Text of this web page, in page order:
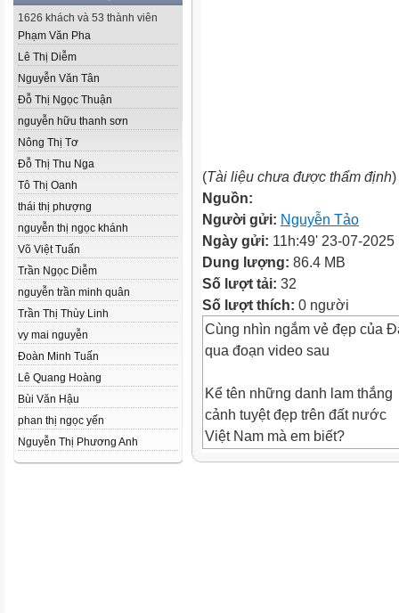
1626 khách và 53 thành viên
Phạm Văn Pha
Lê Thị Diễm
Nguyễn Văn Tân
Đỗ Thị Ngọc Thuận
nguyễn hữu thanh sơn
Nông Thị Tơ
Đỗ Thị Thu Nga
Tô Thị Oanh
thái thị phượng
nguyễn thị ngọc khánh
Võ Việt Tuấn
Trần Ngọc Diễm
nguyễn trần minh quân
Trần Thị Thùy Linh
vy mai nguyễn
Đoàn Minh Tuấn
Lê Quang Hoàng
Bùi Văn Hậu
phan thị ngọc yến
Nguyễn Thị Phương Anh
(Tài liệu chưa được thẩm định)
Nguồn:
Người gửi: Nguyễn Tảo
Ngày gửi: 11h:49' 23-07-2025
Dung lượng: 86.4 MB
Số lượt tải: 32
Số lượt thích: 0 người
Cùng nhìn ngắm vẻ đẹp của
qua đoạn video sau
Kể tên những danh lam thắng
cảnh tuyệt đẹp trên đất nước
Việt Nam mà em biết?